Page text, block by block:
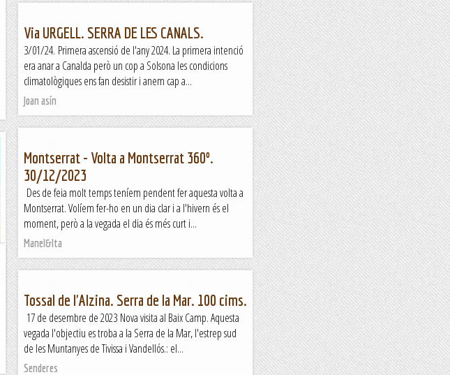
Via URGELL. SERRA DE LES CANALS.
3/01/24. Primera ascensió de l'any 2024. La primera intenció
era anar a Canalda però un cop a Solsona les condicions
climatològiques ens fan desistir i anem cap a...
Joan asín
Montserrat - Volta a Montserrat 360º.
30/12/2023
Des de feia molt temps teníem pendent fer aquesta volta a
Montserrat. Volíem fer-ho en un dia clar i a l'hivern és el
moment, però a la vegada el dia és més curt i...
Manel&Ita
Tossal de l'Alzina. Serra de la Mar. 100 cims.
17 de desembre de 2023 Nova visita al Baix Camp. Aquesta
vegada l'objectiu es troba a la Serra de la Mar, l'estrep sud
de les Muntanyes de Tivissa i Vandellós.: el...
Senderes